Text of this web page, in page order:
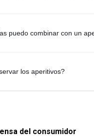
puedo combinar con un
los aperitivos?
del consumidor